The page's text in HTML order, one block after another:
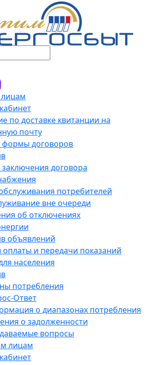
по доставке квитанции на
почту
формы договоров
договора
потребителей
вне очереди
об отключениях
объявлений
и передачи показаний
населения
потребления
Ответ
о диапазонах потребления
о задолженности
вопросы
лицам